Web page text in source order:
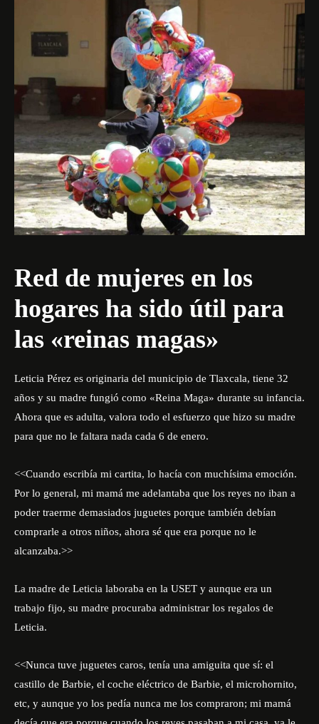
Red de mujeres en los
hogares ha sido útil para
las «reinas magas»
Leticia Pérez es originaria del municipio de Tlaxcala, tiene 32
años y su madre fungió como «Reina Maga» durante su infancia.
Ahora que es adulta, valora todo el esfuerzo que hizo su madre
para que no le faltara nada cada 6 de enero.
<<Cuando escribía mi cartita, lo hacía con muchísima emoción.
Por lo general, mi mamá me adelantaba que los reyes no iban a
poder traerme demasiados juguetes porque también debían
comprarle a otros niños, ahora sé que era porque no le
alcanzaba.>>
La madre de Leticia laboraba en la USET y aunque era un
trabajo fijo, su madre procuraba administrar los regalos de
Leticia.
<<Nunca tuve juguetes caros, tenía una amiguita que sí: el
castillo de Barbie, el coche eléctrico de Barbie, el microhornito,
etc, y aunque yo los pedía nunca me los compraron; mi mamá